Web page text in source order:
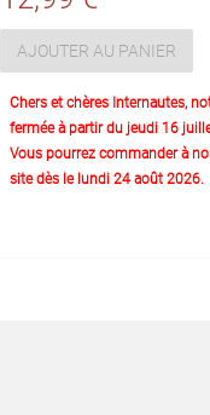
AJOUTER AU PANIER
Chers et chères Internautes,
fermée à partir du jeudi 16
Vous pourrez commander à
site dès le lundi 24 août 2026.